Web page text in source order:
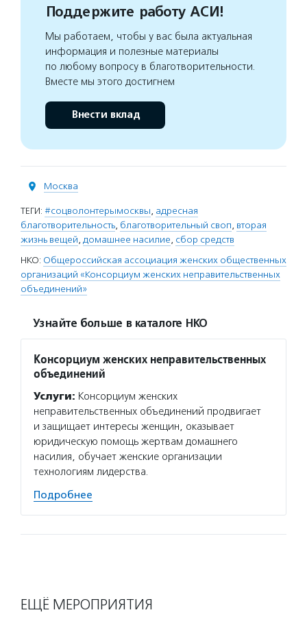
Поддержите работу АСИ!
Мы работаем, чтобы у вас была актуальная
информация и полезные материалы
по любому вопросу в благотворительности.
Вместе мы этого достигнем
Внести вклад
Москва
ТЕГИ: #соцволонтерымосквы, адресная
благотворительность, благотворительный своп, вторая
жизнь вещей, домашнее насилие, сбор средств
НКО: Общероссийская ассоциация женских общественных
организаций «Консорциум женских неправительственных
объединений»
Узнайте больше в каталоге НКО
Консорциум женских неправительственных
объединений
Услуги: Консорциум женских
неправительственных объединений продвигает
и защищает интересы женщин, оказывает
юридическую помощь жертвам домашнего
насилия, обучает женские организации
технологиям лидерства.
Подробнее
ЕЩЁ МЕРОПРИЯТИЯ